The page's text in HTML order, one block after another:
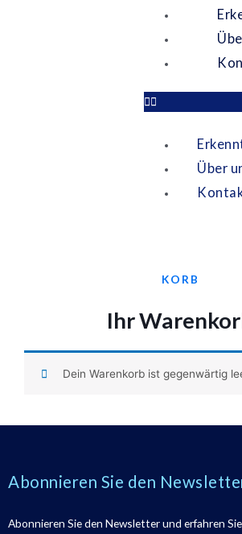
Über
KORB
Ihr
Dein Warenkorb ist gegenwärtig
Abonnieren Sie den
Abonnieren Sie den Newsletter und erfahren